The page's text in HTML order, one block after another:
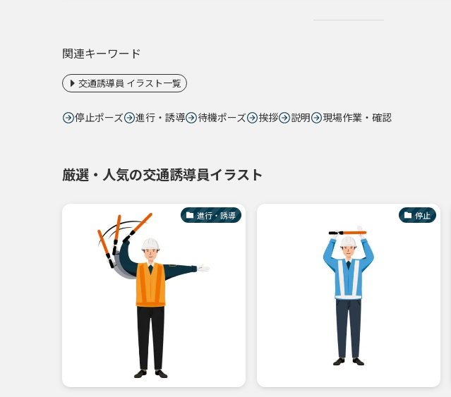
関連キーワード
交通誘導員 イラスト一覧
停止ポーズ 進行・誘導 待機ポーズ 挨拶 説明 現場作業・確認
厳選・人気の交通誘導員イラスト
進行・誘導 停止